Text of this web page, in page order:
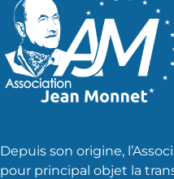
Depuis son origine,
pour principal objet la